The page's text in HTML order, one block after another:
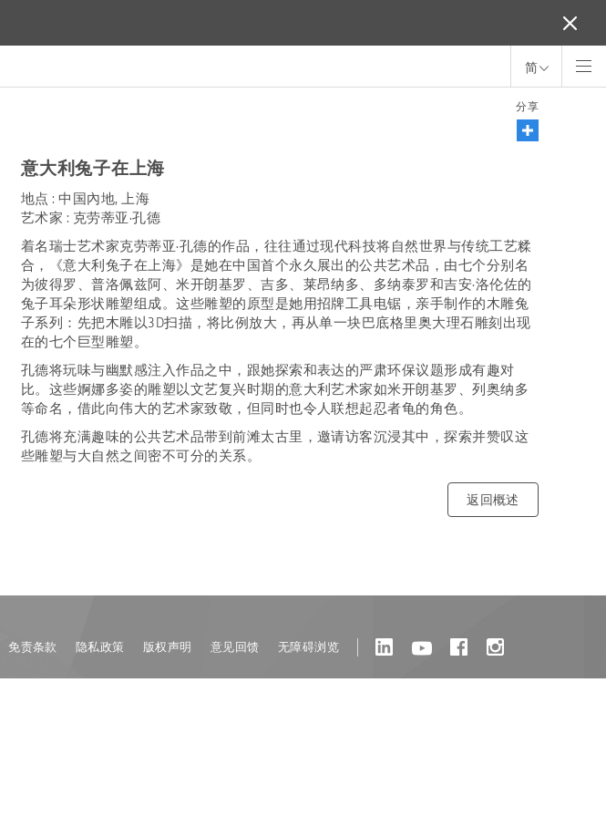
简
分享
意大利兔子在上海
地点 : 中国內地, 上海
艺术家 : 克劳蒂亚·孔德
着名瑞士艺术家克劳蒂亚·孔德的作品，往往通过现代科技将自然世界与传统工艺糅
合，《意大利兔子在上海》是她在中国首个永久展出的公共艺术品，由七个分别名
为彼得罗、普洛佩兹阿、米开朗基罗、吉多、莱昂纳多、多纳泰罗和吉安·洛伦佐的
兔子耳朵形状雕塑组成。这些雕塑的原型是她用招牌工具电锯，亲手制作的木雕兔
子系列：先把木雕以3D扫描，将比例放大，再从单一块巴底格里奥大理石雕刻出现
在的七个巨型雕塑。
孔德将玩味与幽默感注入作品之中，跟她探索和表达的严肃环保议题形成有趣对
比。这些婀娜多姿的雕塑以文艺复兴时期的意大利艺术家如米开朗基罗、列奥纳多
等命名，借此向伟大的艺术家致敬，但同时也令人联想起忍者龟的角色。
孔德将充满趣味的公共艺术品带到前滩太古里，邀请访客沉浸其中，探索并赞叹这
些雕塑与大自然之间密不可分的关系。
返回概述
免责条款 隐私政策 版权声明 意见回馈 无障碍浏览